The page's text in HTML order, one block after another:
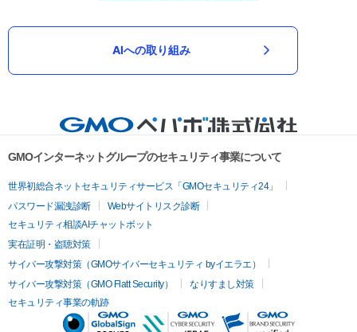
AIへの取り組み
GMOインターネットグループのセキュリティ事業について
世界初総合ネットセキュリティサービス「GMOセキュリティ24」
パスワード漏洩診断
Webサイトリスク診断
セキュリティ相談AIチャットボット
実在証明・盗聴対策
サイバー攻撃対策（GMOサイバーセキュリティ byイエラエ）
サイバー攻撃対策（GMO Flatt Security）
なりすまし対策
セキュリティ事業の軌跡